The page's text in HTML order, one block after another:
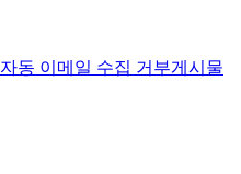
자동 이메일 수집 거부게시물